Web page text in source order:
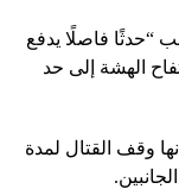
“حدثًا فاصلًا يدفع
الهشة إلى حد
وقف القتال لمدة